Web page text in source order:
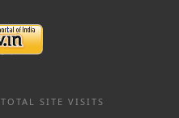
TOTAL SITE VISITS